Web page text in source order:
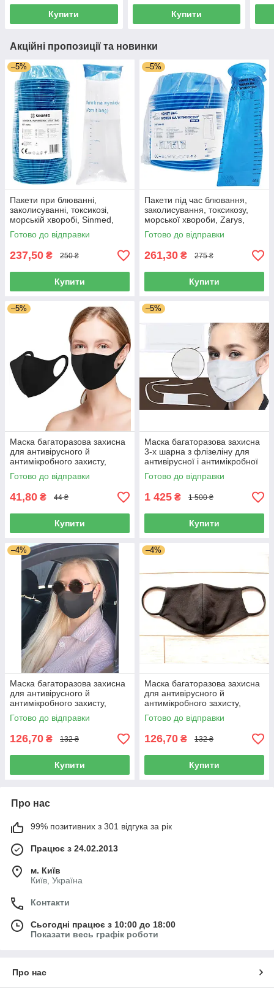
Купити Купити
Акційні пропозиції та новинки
–5%
Пакети при блюванні,
заколисуванні, токсикозі,
морській хворобі, Sinmed,
Польща, 10 шт
Готово до відправки
237,50 ₴ 250 ₴
Купити
–5%
Пакети під час блювання,
заколисування, токсикозу,
морської хвороби, Zarys,
Польща, 10 шт
Готово до відправки
261,30 ₴ 275 ₴
Купити
–5%
Маска багаторазова захисна
для антивірусного й
антимікробного захисту,
розмір M
Готово до відправки
41,80 ₴ 44 ₴
Купити
–5%
Маска багаторазова захисна
3-х шарна з флізеліну для
антивірусної і антимікробної
захисту на зав'язках, 50шт
Готово до відправки
1 425 ₴ 1 500 ₴
Купити
–4%
Маска багаторазова захисна
для антивірусного й
антимікробного захисту,
розмір M
Готово до відправки
126,70 ₴ 132 ₴
Купити
–4%
Маска багаторазова захисна
для антивірусного й
антимікробного захисту,
розмір L
Готово до відправки
126,70 ₴ 132 ₴
Купити
Про нас
99% позитивних з 301 відгука за рік
Працює з 24.02.2013
м. Київ
Київ, Україна
Контакти
Сьогодні працює з 10:00 до 18:00
Показати весь графік роботи
Про нас